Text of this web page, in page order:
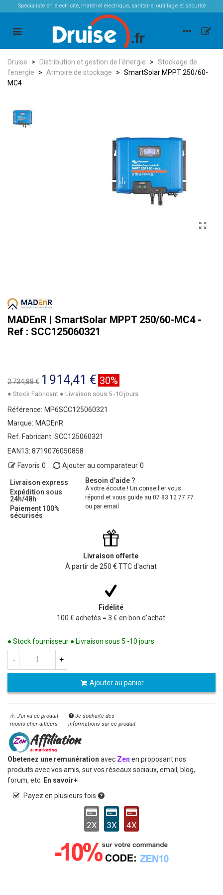
Spécialiste en électricité, matériel électrique, sanitaire, outillage et sécurité
Druise > Distribution et gestion de l'énergie > Stockage de
l'energie
> Armoire de stockage > SmartSolar MPPT 250/60-
MC4
MADEnR | SmartSolar MPPT 250/60-MC4 -
Ref : SCC125060321
2 734,88 € 1 914,41 € 30%
● Stock Fabricant ● Livraison sous 5 -10 jours
Référence: MP6SCC125060321
Marque: MADEnR
Ref. Fabricant: SCC125060321
EAN13: 8719076050858
Favoris 0 Ajouter au comparateur 0
Livraison express
Expédition sous
24h/48h
Paiement 100%
sécurisés
Besoin d’aide ?
À votre écoute ! Un conseiller vous
répond et vous guide au 07 83 12 77 77
ou par email
Livraison offerte
À partir de 250 € TTC d'achat
Fidélité
100 € achetés = 3 € en bon d'achat
● Stock fournisseur ● Livraison sous 5 -10 jours
- +
Ajouter au panier
J'ai vu ce produit
moins cher ailleurs
Je souhaite des
informations sur ce produit
Obetenez une remunération avec Zen en proposant nos
produits avec vos amis, sur vos réseaux sociaux, email, blog,
forum, etc. En savoir+
Payez en plusieurs fois
2X 3X 4X